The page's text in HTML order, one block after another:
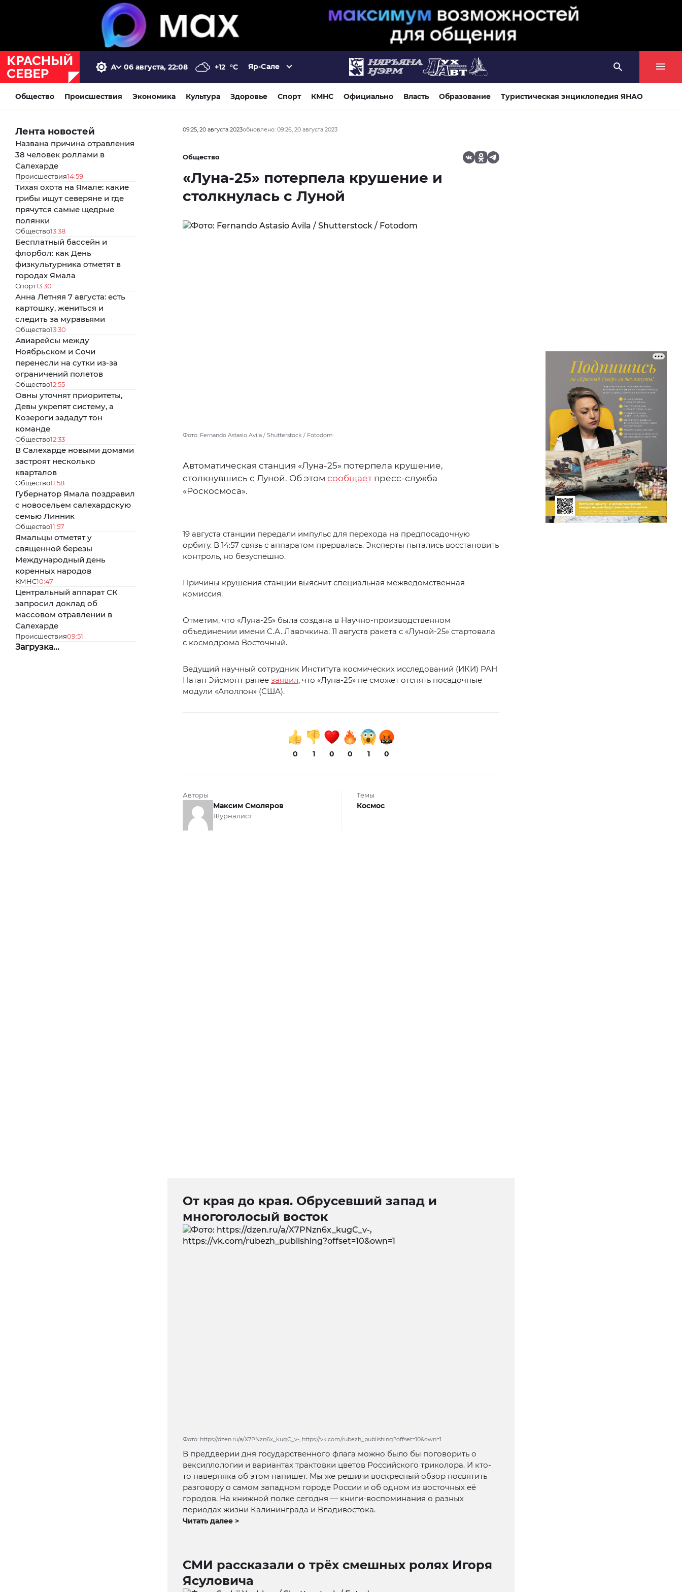
06 августа, 22:08 +12 °C Яр-Сале
Общество Происшествия Экономика Культура Здоровье Спорт КМНС Официально Власть Образование Туристическая энциклопедия ЯНАО
Лента новостей
Названа причина отравления
38 человек роллами в
Салехарде
Происшествия14:59
Тихая охота на Ямале: какие
грибы ищут северяне и где
прячутся самые щедрые
полянки
Общество13:38
Бесплатный бассейн и
флорбол: как День
физкультурника отметят в
городах Ямала
Спорт13:30
Анна Летняя 7 августа: есть
картошку, жениться и
следить за муравьями
Общество13:30
Авиарейсы между
Ноябрьском и Сочи
перенесли на сутки из-за
ограничений полетов
Общество12:55
Овны уточнят приоритеты,
Девы укрепят систему, а
Козероги зададут тон
команде
Общество12:33
В Салехарде новыми домами
застроят несколько
кварталов
Общество11:58
Губернатор Ямала поздравил
с новосельем салехардскую
семью Линник
Общество11:57
Ямальцы отметят у
священной березы
Международный день
коренных народов
КМНС10:47
Центральный аппарат СК
запросил доклад об
массовом отравлении в
Салехарде
Происшествия09:51
Загрузка...
09:25, 20 августа 2023обновлено: 09:26, 20 августа 2023
Общество
«Луна-25» потерпела крушение и
столкнулась с Луной
Фото: Fernando Astasio Avila / Shutterstock / Fotodom
Автоматическая станция «Луна-25» потерпела крушение,
столкнувшись с Луной. Об этом сообщает пресс-служба
«Роскосмоса».
19 августа станции передали импульс для перехода на предпосадочную
орбиту. В 14:57 связь с аппаратом прервалась. Эксперты пытались восстановить
контроль, но безуспешно.
Причины крушения станции выяснит специальная межведомственная
комиссия.
Отметим, что «Луна-25» была создана в Научно-производственном
объединении имени С.А. Лавочкина. 11 августа ракета с «Луной-25» стартовала
с космодрома Восточный.
Ведущий научный сотрудник Института космических исследований (ИКИ) РАН
Натан Эйсмонт ранее заявил, что «Луна-25» не сможет отснять посадочные
модули «Аполлон» (США).
0 1 0 0 1 0
Авторы
Максим Смоляров
Журналист
Темы
Космос
От края до края. Обрусевший запад и
многоголосый восток
Фото: https://dzen.ru/a/X7PNzn6x_kugC_v-, https://vk.com/rubezh_publishing?offset=10&own=1
В преддверии дня государственного флага можно было бы поговорить о
вексиллологии и вариантах трактовки цветов Российского триколора. И кто-
то наверняка об этом напишет. Мы же решили воскресный обзор посвятить
разговору о самом западном городе России и об одном из восточных её
городов. На книжной полке сегодня — книги-воспоминания о разных
периодах жизни Калининграда и Владивостока.
Читать далее >
СМИ рассказали о трёх смешных ролях Игоря
Ясуловича